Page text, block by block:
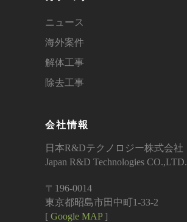
ニュース
海外案件
解体工事
除去工事
会社情報
日本R&Dテクノロジー株式会社
Japan R&D Technologies CO.,LTD.
〒196-0014
東京都昭島市田中町1-33-2
[ Google MAP]